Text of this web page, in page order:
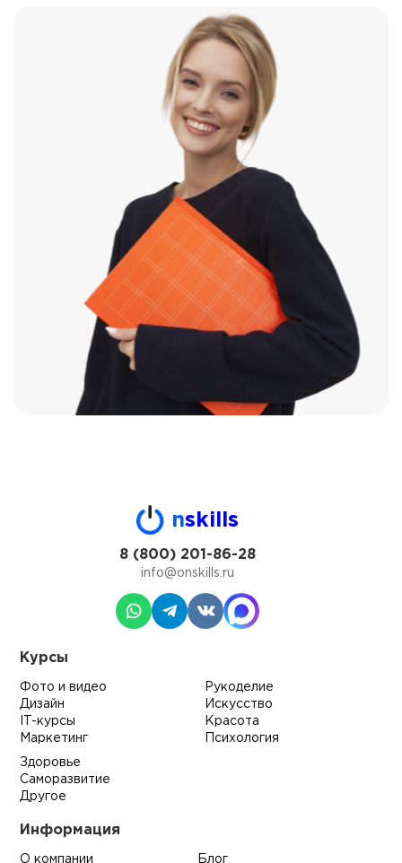
nskills
8 (800) 201-86-28
info@onskills.ru
Курсы
Фото и видео
Дизайн
IT-курсы
Маркетинг
Рукоделие
Искусство
Красота
Психология
Здоровье
Саморазвитие
Другое
Информация
О компании Блог